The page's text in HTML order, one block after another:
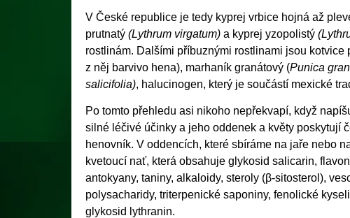
V České republice je tedy kyprej vrbice hojná až
prutnatý (Lythrum virgatum) a kyprej yzopolistý
rostlinám. Dalšími příbuznými rostlinami jsou kotvice
z něj barvivo hena), marhaník granátový (Punica
salicifolia), halucinogen, který je součástí mexické
Po tomto přehledu asi nikoho nepřekvapí, když
silné léčivé účinky a jeho oddenek a květy poskytují
henovník. V oddencích, které sbíráme na jaře nebo
kvetoucí nať, která obsahuje glykosid salicarin,
antokyany, taniny, alkaloidy, steroly (β-sitosterol),
polysacharidy, triterpenické saponiny, fenolické
glykosid lythranin.